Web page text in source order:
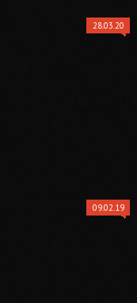
28.03.20
09.02.19